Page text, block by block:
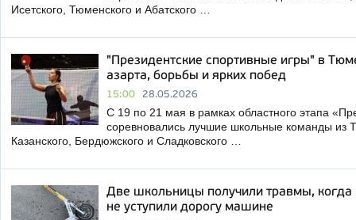
Исетского, Тюменского и Абатского …
"Президентские спортивные игры" в
азарта, борьбы и ярких побед
15:00 28.05.2026
С 19 по 21 мая в рамках областного этапа
соревновались лучшие школьные команды из
Казанского, Бердюжского и Сладковского …
Две школьницы получили травмы, когда
не уступили дорогу машине